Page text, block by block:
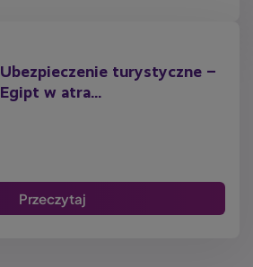
Ubezpieczenie turystyczne –
Egipt w atra...
Przeczytaj